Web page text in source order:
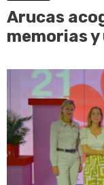
Arucas
memorias y